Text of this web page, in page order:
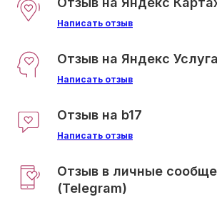
Написать отзыв
Отзыв на Яндекс
Написать отзыв
Отзыв на b17
Написать отзыв
Отзыв в личные
(Telegram)